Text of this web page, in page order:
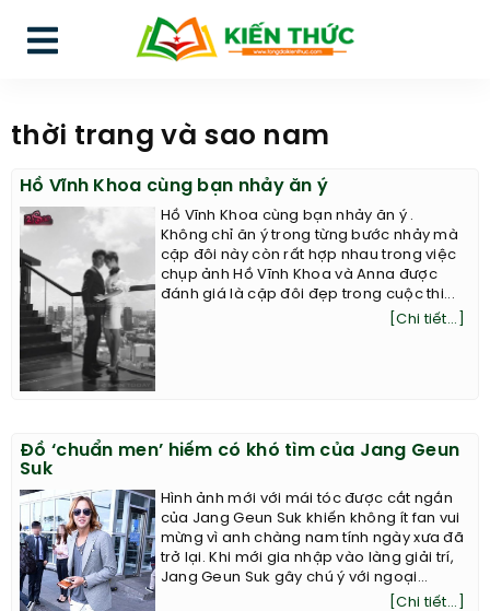
thời trang và sao nam
Hồ Vĩnh Khoa cùng bạn nhảy ăn ý
Hồ Vĩnh Khoa cùng bạn nhảy ăn ý .
Không chỉ ăn ý trong từng bước nhảy mà
cặp đôi này còn rất hợp nhau trong việc
chụp ảnh Hồ Vĩnh Khoa và Anna được
đánh giá là cặp đôi đẹp trong cuộc thi...
[Chi tiết...]
Đồ ‘chuẩn men’ hiếm có khó tìm của Jang Geun
Suk
Hình ảnh mới với mái tóc được cắt ngắn
của Jang Geun Suk khiến không ít fan vui
mừng vì anh chàng nam tính ngày xưa đã
trở lại. Khi mới gia nhập vào làng giải trí,
Jang Geun Suk gây chú ý với ngoại...
[Chi tiết...]